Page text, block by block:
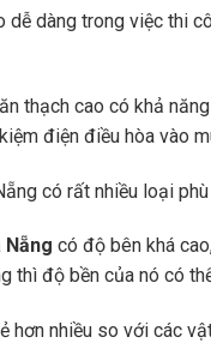
dễ dàng trong việc thi
thạch cao có khả
điện điều hòa vào
có rất nhiều loại
có độ bên khá
thì độ bền của nó có
hơn nhiều so với các